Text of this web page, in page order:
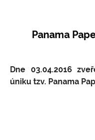
Panama
Dne 03.04.2016
úniku tzv. Panama